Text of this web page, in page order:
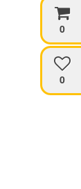
0
0